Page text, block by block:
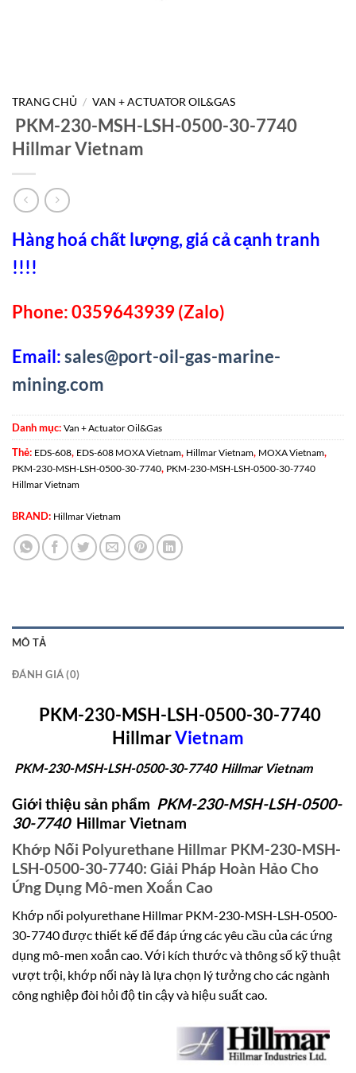
TRANG CHỦ / VAN + ACTUATOR OIL&GAS
PKM-230-MSH-LSH-0500-30-7740
Hillmar Vietnam
Hàng hoá chất lượng, giá cả cạnh tranh
!!!!
Phone: 0359643939 (Zalo)
Email:sales@port-oil-gas-marine-
mining.com
Danh mục: Van + Actuator Oil&Gas
Thẻ: EDS-608, EDS-608 MOXA Vietnam, Hillmar Vietnam, MOXA Vietnam,
PKM-230-MSH-LSH-0500-30-7740, PKM-230-MSH-LSH-0500-30-7740
Hillmar Vietnam
BRAND: Hillmar Vietnam
MÔ TẢ
ĐÁNH GIÁ (0)
PKM-230-MSH-LSH-0500-30-7740
HillmarVietnam
PKM-230-MSH-LSH-0500-30-7740 Hillmar Vietnam
Giới thiệu sản phẩm PKM-230-MSH-LSH-0500-
30-7740 HillmarVietnam
Khớp Nối Polyurethane Hillmar PKM-230-MSH-
LSH-0500-30-7740: Giải Pháp Hoàn Hảo Cho
Ứng Dụng Mô-men Xoắn Cao
Khớp nối polyurethane Hillmar PKM-230-MSH-LSH-0500-
30-7740 được thiết kế để đáp ứng các yêu cầu của các ứng
dụng mô-men xoắn cao. Với kích thước và thông số kỹ thuật
vượt trội, khớp nối này là lựa chọn lý tưởng cho các ngành
công nghiệp đòi hỏi độ tin cậy và hiệu suất cao.